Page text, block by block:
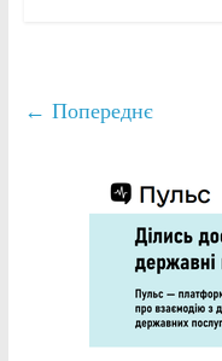
← Попереднє